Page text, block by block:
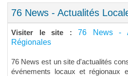
76 News - Actualités
Visiter le site : 76 News -
Régionales
76 News est un site d'actualités
événements locaux et régionaux